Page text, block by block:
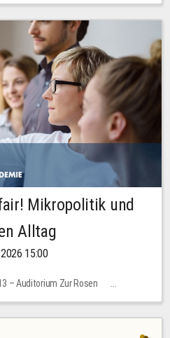
Mikropolitik und
Alltag
15:00
– Auditorium Zur Rosen